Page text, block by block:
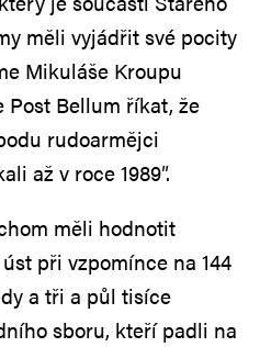
měli vyjádřit své pocity
Mikuláše Kroupu
Post Bellum říkat, že
rudoarmějci
až v roce 1989″.
měli hodnotit
při vzpomínce na 144
a tři a půl tisíce
sboru, kteří padli na